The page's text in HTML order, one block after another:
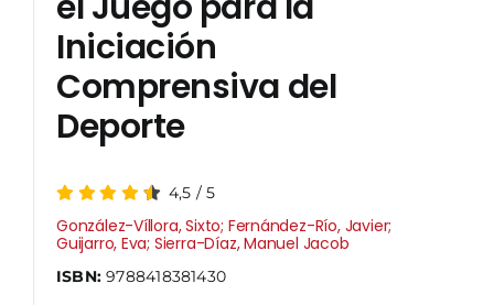
NOSOTROS
Iniciación
Comprensiva del
Deporte
4,5 /5
González-Víllora, Sixto; Fernández-Río, Javier;
Guijarro, Eva; Sierra-Díaz, Manuel Jacob
ISBN:9788418381430